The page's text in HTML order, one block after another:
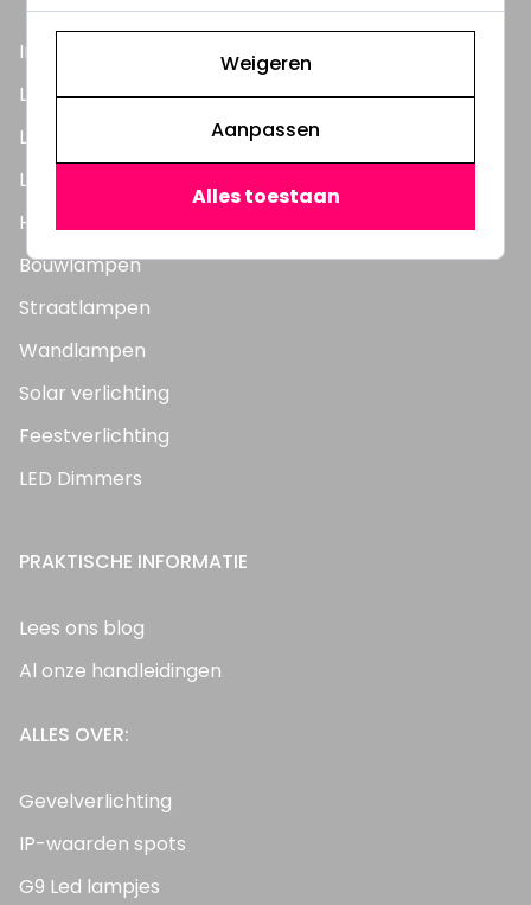
Inbouwspots
LED Lampen
LED TL Buizen
LED Panelen
Highbay's / Ufo's
Bouwlampen
Straatlampen
Wandlampen
Solar verlichting
Feestverlichting
LED Dimmers
PRAKTISCHE INFORMATIE
Lees ons blog
Al onze handleidingen
ALLES OVER:
Gevelverlichting
IP-waarden spots
G9 Led lampjes
Weigeren
Aanpassen
Alles toestaan